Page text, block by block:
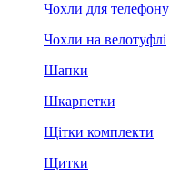
Чохли для телефону
Чохли на велотуфлі
Шапки
Шкарпетки
Щітки комплекти
Щитки